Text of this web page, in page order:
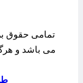
تمامی حقوق
می باشد و